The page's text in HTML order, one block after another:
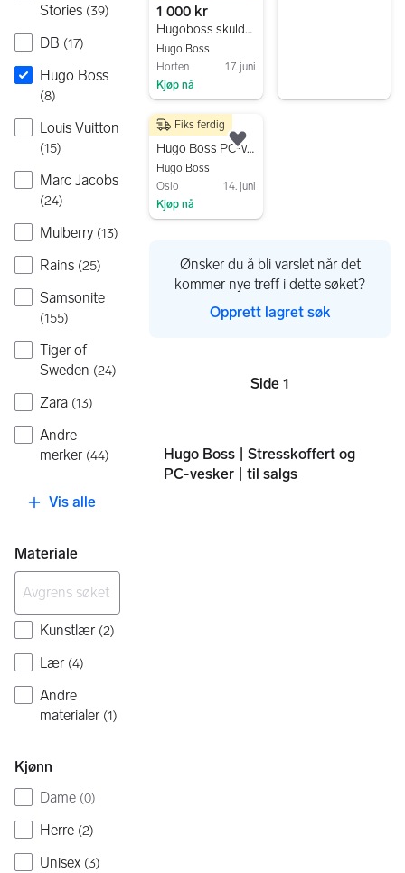
Stories (39)
DB (17)
Hugo Boss
(8)
Louis Vuitton
(15)
Marc Jacobs
(24)
Mulberry (13)
Rains (25)
Samsonite
(155)
Tiger of
Sweden (24)
Zara (13)
Andre
merker (44)
Vis alle
Materiale
Kunstlær (2)
Lær (4)
Andre
materialer (1)
Kjønn
Dame (0)
Herre (2)
Unisex (3)
1 000 kr
Hugoboss skulderveske plass til pc
Hugo Boss
Horten
17. juni
Kjøp nå
450 kr
Hugo Boss PC-veske/dokumentmappe
Hugo Boss
Oslo
14. juni
Kjøp nå
Fiks ferdig
Legg til som favoritt.
Ønsker du å bli varslet når det
kommer nye treff i dette søket?
Opprett lagret søk
Sider
Side 1
Hugo Boss | Stresskoffert og
PC-vesker | til salgs